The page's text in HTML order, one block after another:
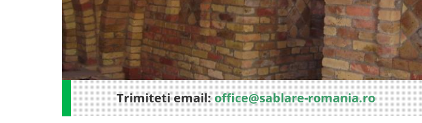
Trimiteti email:office@sablare-romania.ro